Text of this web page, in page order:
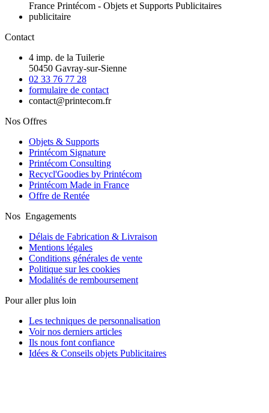
Contact
4 imp. de la Tuilerie
50450 Gavray-sur-Sienne
02 33 76 77 28
formulaire de contact
contact@printecom.fr
Nos Offres
Objets & Supports
Printécom Signature
Printécom Consulting
Recycl'Goodies by Printécom
Printécom Made in France
Offre de Rentée
Nos Engagements
Délais de Fabrication & Livraison
Mentions légales
Conditions générales de vente
Politique sur les cookies
Modalités de remboursement
Pour aller plus loin
Les techniques de personnalisation
Voir nos derniers articles
Ils nous font confiance
Idées & Conseils objets Publicitaires